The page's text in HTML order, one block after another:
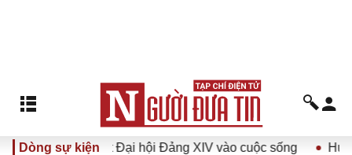
Dòng sự kiện
quyết Đại hội Đảng XIV vào cuộc sống Hướng tới Đại